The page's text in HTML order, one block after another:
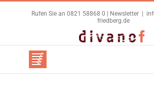
Rufen Sie an 0821 58868 0 | Newsletter
friedberg.de